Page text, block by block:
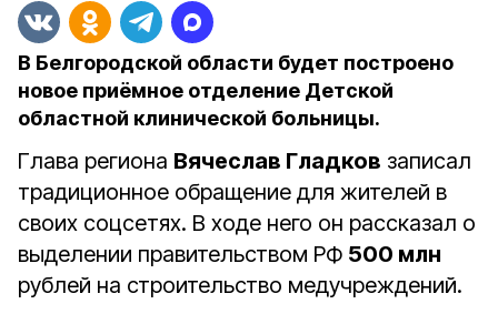
В Белгородской области будет построено
новое приёмное отделение Детской
областной клинической больницы.
Глава региона Вячеслав Гладков записал
традиционное обращение для жителей в
своих соцсетях. В ходе него он рассказал о
выделении правительством РФ 500 млн
рублей на строительство медучреждений.